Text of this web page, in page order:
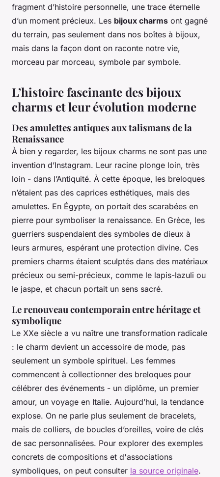
fragment d’histoire personnelle, une trace éternelle
d’un moment précieux. Les bijoux charms ont gagné
du terrain, pas seulement dans nos boîtes à bijoux,
mais dans la façon dont on raconte notre vie,
morceau par morceau, symbole par symbole.
L’histoire fascinante des bijoux
charms et leur évolution moderne
Des amulettes antiques aux talismans de la
Renaissance
À bien y regarder, les bijoux charms ne sont pas une
invention d’Instagram. Leur racine plonge loin, très
loin - dans l’Antiquité. À cette époque, les breloques
n’étaient pas des caprices esthétiques, mais des
amulettes. En Égypte, on portait des scarabées en
pierre pour symboliser la renaissance. En Grèce, les
guerriers suspendaient des symboles de dieux à
leurs armures, espérant une protection divine. Ces
premiers charms étaient sculptés dans des matériaux
précieux ou semi-précieux, comme le lapis-lazuli ou
le jaspe, et chacun portait un sens sacré.
Le renouveau contemporain entre héritage et
symbolique
Le XXe siècle a vu naître une transformation radicale
: le charm devient un accessoire de mode, pas
seulement un symbole spirituel. Les femmes
commencent à collectionner des breloques pour
célébrer des événements - un diplôme, un premier
amour, un voyage en Italie. Aujourd’hui, la tendance
explose. On ne parle plus seulement de bracelets,
mais de colliers, de boucles d’oreilles, voire de clés
de sac personnalisées. Pour explorer des exemples
concrets de compositions et d'associations
symboliques, on peut consulter la source originale.